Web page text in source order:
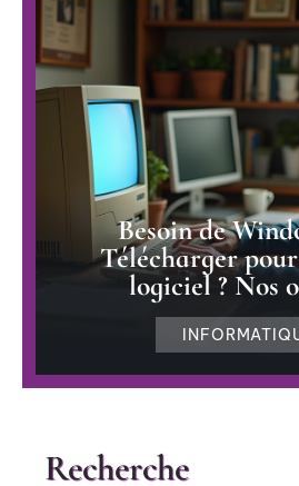
Besoin de
Télécharger
logiciel ? Nos
Recherche